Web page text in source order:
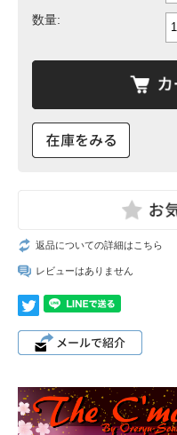
数量:
返品についての詳細はこちら
レビューはありません